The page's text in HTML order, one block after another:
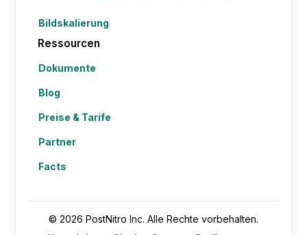
Bildskalierung
Ressourcen
Dokumente
Blog
Preise & Tarife
Partner
Facts
© 2026 PostNitro Inc. Alle Rechte vorbehalten.